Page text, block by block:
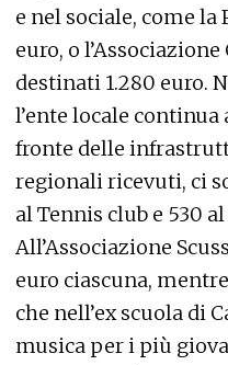
e nel sociale, come la
euro, o
destinati 1.280 euro.
l’ente locale
fronte delle
regionali ricevuti, ci
al Tennis club e 530
All’Associazione
euro ciascuna,
che nell’ex scuola di
musica per i più